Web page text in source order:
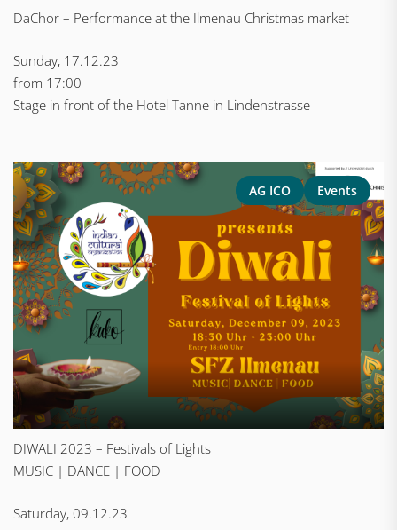
DaChor – Performance at the Ilmenau Christmas market
Sunday, 17.12.23
from 17:00
Stage in front of the Hotel Tanne in Lindenstrasse
AG ICO Events
DIWALI 2023 – Festivals of Lights
MUSIC | DANCE | FOOD
Saturday, 09.12.23